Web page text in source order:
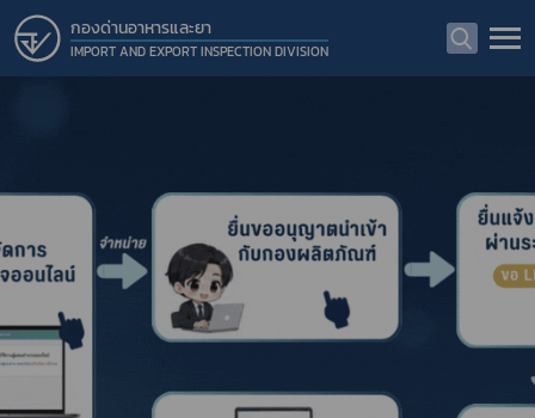
กองด่านอาหารและยา
IMPORT AND EXPORT INSPECTION DIVISION